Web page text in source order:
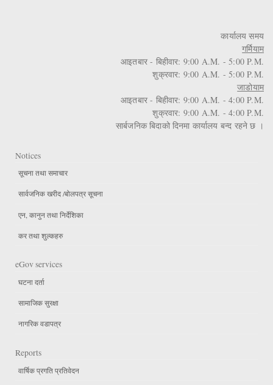
कार्यालय समय
गर्मियाम
आइतबार - बिहीवार: 9:00 A.M. - 5:00 P.M.
शुक्रवार: 9:00 A.M. - 5:00 P.M.
जाडोयाम
आइतबार - बिहीवार: 9:00 A.M. - 4:00 P.M.
शुक्रवार: 9:00 A.M. - 4:00 P.M.
सार्बजनिक बिदाको दिनमा कार्यालय बन्द रहने छ ।
Notices
सूचना तथा समाचार
सार्वजनिक खरीद /बोलपत्र सूचना
एन, कानुन तथा निर्देशिका
कर तथा शुल्कहरु
eGov services
घटना दर्ता
सामाजिक सुरक्षा
नागरिक वडापत्र
Reports
वार्षिक प्रगति प्रतिवेदन